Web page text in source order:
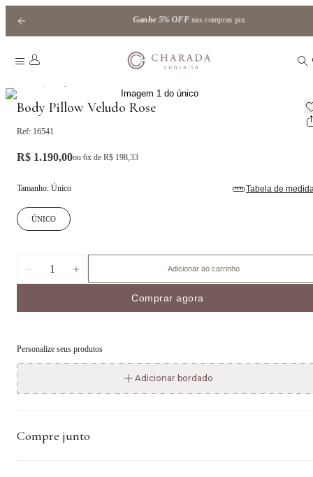
Ganhe 5% OFFnas compras pix
Body Pillow Veludo Rose
Ref: 16541
R$ 1.190,00ou 6x de R$ 198,33
Tamanho: Único Tabela de
ÚNICO
1 Adicionar ao carrinho
Comprar agora
Personalize seus produtos
Adicionar bordado
Compre junto